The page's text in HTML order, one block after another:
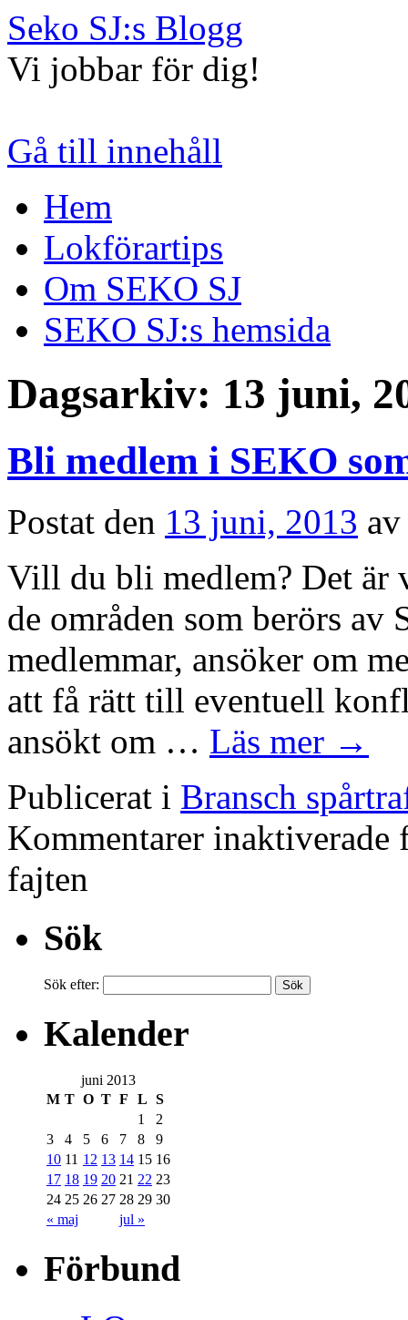
Seko SJ:s Blogg
Vi jobbar för dig!
Gå till innehåll
Hem
Lokförartips
Om SEKO SJ
SEKO SJ:s hemsida
Dagsarkiv: 13 juni,
Bli medlem i SEKO
Postat den 13 juni, 2013 av
Vill du bli medlem? Det är
de områden som berörs
medlemmar, ansöker om
att få rätt till eventuell
ansökt om … Läs mer →
Publicerat i Bransch
Kommentarer inaktiverade
fajten
Sök
Sök efter:
Kalender
juni 2013
M T O T F L S
« maj jul »
1
2
3
4 5 6 7 8
9
10 11 12 13 14 15 16
17 18 19 20 21 22 23
24 25 26 27 28 29 30
Förbund